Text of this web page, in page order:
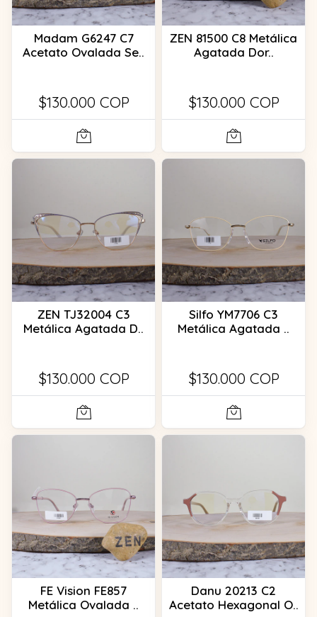
Madam G6247 C7
Acetato Ovalada Se..
$130.000 COP
ZEN 81500 C8 Metálica
Agatada Dor..
$130.000 COP
ZEN TJ32004 C3
Metálica Agatada D..
$130.000 COP
Silfo YM7706 C3
Metálica Agatada ..
$130.000 COP
FE Vision FE857
Metálica Ovalada ..
Danu 20213 C2
Acetato Hexagonal O..